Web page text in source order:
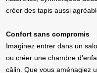
créer des tapis aussi
Confort sans compromis
Imaginez entrer dans un
ou créer une chambre
câlin. Que vous aménagiez